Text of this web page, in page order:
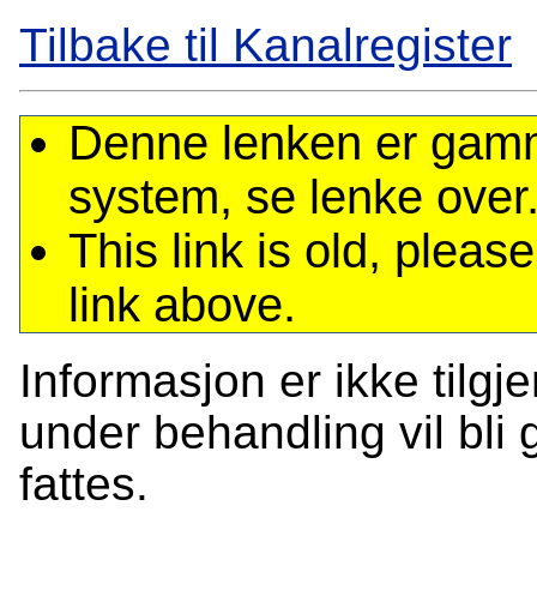
Tilbake til Kanalregister
Denne lenken er
system, se lenke
This link is old,
link above.
Informasjon er ikke
under behandling vil bli
fattes.